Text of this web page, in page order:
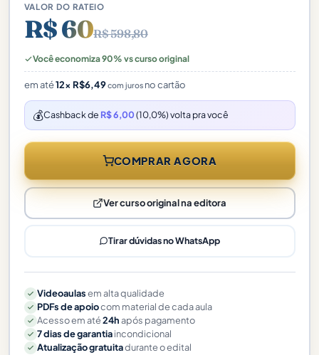
VALOR DO RATEIO
R$ 60R$ 598,80
Você economiza 90% vs curso original
em até12× R$6,49com jurosno cartão
💰Cashback de R$ 6,00(10,0%) volta pra você
COMPRAR AGORA
Ver curso original na editora
Tirar dúvidas no WhatsApp
Videoaulasem alta qualidade
PDFs de apoiocom material de cada aula
Acesso em até24hapós pagamento
7 dias de garantiaincondicional
Atualização gratuitadurante o edital